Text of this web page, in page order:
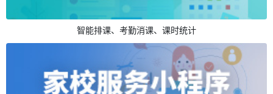
智能排课、考勤消课、课时统计